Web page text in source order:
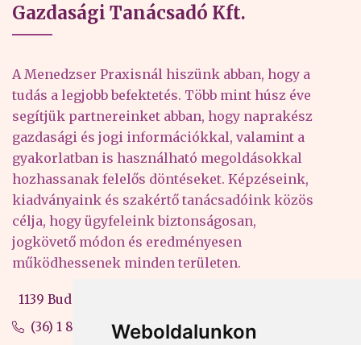
Weboldalunkon
Gazdasági Tanácsadó Kft.
A Menedzser Praxisnál hiszünk abban, hogy a
tudás a legjobb befektetés. Több mint húsz éve
segítjük partnereinket abban, hogy naprakész
gazdasági és jogi információkkal, valamint a
gyakorlatban is használható megoldásokkal
hozhassanak felelős döntéseket. Képzéseink,
kiadványaink és szakértő tanácsadóink közös
célja, hogy ügyfeleink biztonságosan,
jogkövető módon és eredményesen
működhessenek minden területen.
1139 Budapest, Váci út 99-105. 4. em.
(36) 1 880 76 00